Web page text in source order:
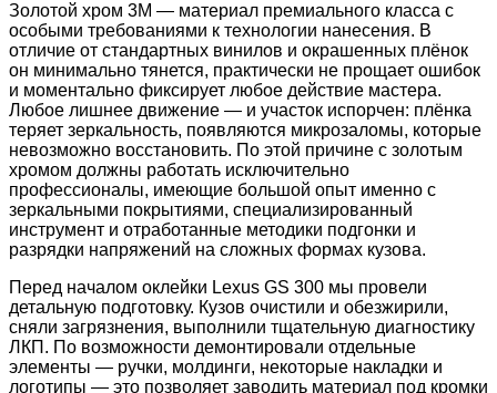
Золотой хром 3M — материал премиального класса с
особыми требованиями к технологии нанесения. В
отличие от стандартных винилов и окрашенных плёнок
он минимально тянется, практически не прощает ошибок
и моментально фиксирует любое действие мастера.
Любое лишнее движение — и участок испорчен: плёнка
теряет зеркальность, появляются микрозаломы, которые
невозможно восстановить. По этой причине с золотым
хромом должны работать исключительно
профессионалы, имеющие большой опыт именно с
зеркальными покрытиями, специализированный
инструмент и отработанные методики подгонки и
разрядки напряжений на сложных формах кузова.
Перед началом оклейки Lexus GS 300 мы провели
детальную подготовку. Кузов очистили и обезжирили,
сняли загрязнения, выполнили тщательную диагностику
ЛКП. По возможности демонтировали отдельные
элементы — ручки, молдинги, некоторые накладки и
логотипы — это позволяет заводить материал под кромки